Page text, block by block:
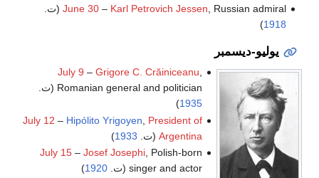
June 30– Karl Petrovich Jessen , Russian admiral (ت.
1918
)
يوليو-ديسمبر
July 9 –Grigore C. Crăiniceanu,
Romanian general and politician (ت.
1935
)
July 12 – Hipólito Yrigoyen
President of
Argentina(ت. 1933
)
July 15 –Josef Josephi , Polish-born
singer and actor (ت.
1920
)